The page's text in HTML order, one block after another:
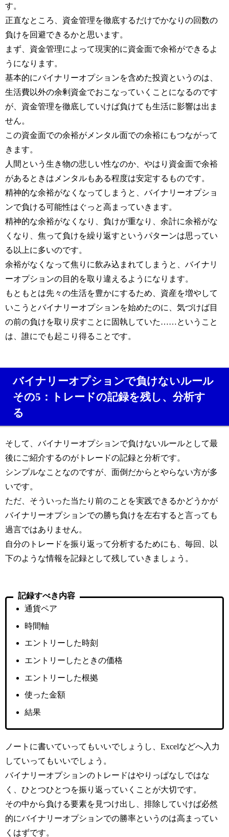
す。
正直なところ、資金管理を徹底するだけでかなりの回数の
負けを回避できるかと思います。
まず、資金管理によって現実的に資金面で余裕ができるよ
うになります。
基本的にバイナリーオプションを含めた投資というのは、
生活費以外の余剰資金でおこなっていくことになるのです
が、資金管理を徹底していけば負けても生活に影響は出ま
せん。
この資金面での余裕がメンタル面での余裕にもつながって
きます。
人間という生き物の悲しい性なのか、やはり資金面で余裕
があるときはメンタルもある程度は安定するものです。
精神的な余裕がなくなってしまうと、バイナリーオプショ
ンで負ける可能性はぐっと高まっていきます。
精神的な余裕がなくなり、負けが重なり、余計に余裕がな
くなり、焦って負けを繰り返すというパターンは思ってい
る以上に多いのです。
余裕がなくなって焦りに飲み込まれてしまうと、バイナリ
ーオプションの目的を取り違えるようになります。
もともとは先々の生活を豊かにするため、資産を増やして
いこうとバイナリーオプションを始めたのに、気づけば目
の前の負けを取り戻すことに固執していた……ということ
は、誰にでも起こり得ることです。
バイナリーオプションで負けないルール
その5：トレードの記録を残し、分析す
る
そして、バイナリーオプションで負けないルールとして最
後にご紹介するのがトレードの記録と分析です。
シンプルなことなのですが、面倒だからとやらない方が多
いです。
ただ、そういった当たり前のことを実践できるかどうかが
バイナリーオプションでの勝ち負けを左右すると言っても
過言ではありません。
自分のトレードを振り返って分析するためにも、毎回、以
下のような情報を記録として残していきましょう。
記録すべき内容
通貨ペア
時間軸
エントリーした時刻
エントリーしたときの価格
エントリーした根拠
使った金額
結果
ノートに書いていってもいいでしょうし、Excelなどへ入力
していってもいいでしょう。
バイナリーオプションのトレードはやりっぱなしではな
く、ひとつひとつを振り返っていくことが大切です。
その中から負ける要素を見つけ出し、排除していけば必然
的にバイナリーオプションでの勝率というのは高まってい
くはずです。